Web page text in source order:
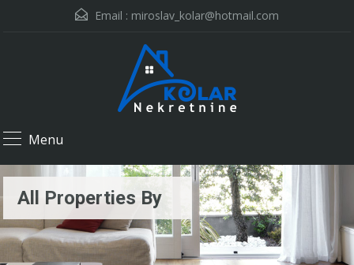
Email : miroslav_kolar@hotmail.com
Menu
All Properties By